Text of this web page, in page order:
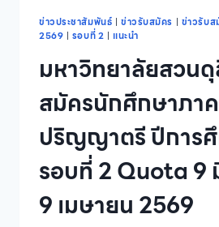
จัดการ
ระบบ
สุขภาพ
ปฐม
และ
พยาบาล
เวช
ปฏิบัติ
ใน
ชุมชน
รุ่น
ข่าวประชาสัมพันธ์ | ข่าวรับสมัคร | ข่าวรับ
2569 | รอบที่ 2 | แนะนำ
มหาวิทยาลัยสวน
สมัครนักศึกษาภา
ปริญญาตรี ปีการ
รอบที่ 2 Quota 9
9 เมษายน 2569